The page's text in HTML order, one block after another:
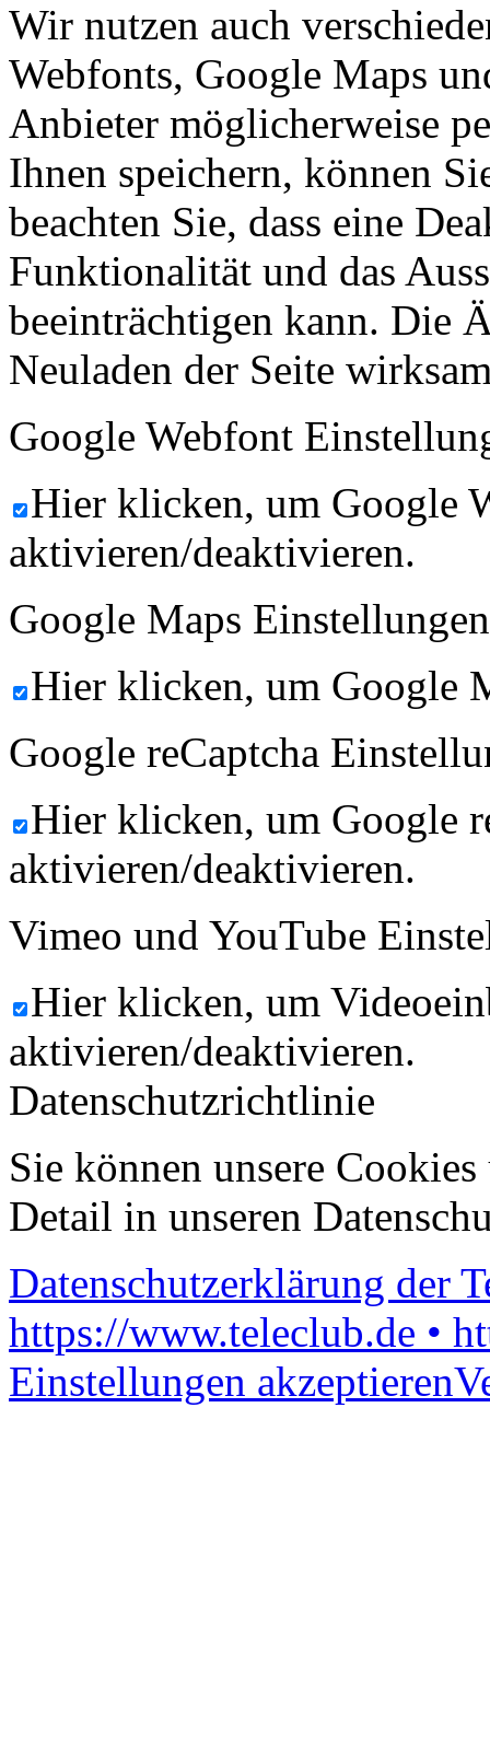
Wir nutzen auch
Webfonts, Google Maps
Anbieter möglicherweise
Ihnen speichern, können
beachten Sie, dass eine
Funktionalität und das
beeinträchtigen kann. Die
Neuladen der Seite
Google Webfont
Hier klicken, um Google
aktivieren/deaktivieren.
Google Maps
Hier klicken, um Google
Google reCaptcha
Hier klicken, um Google
aktivieren/deaktivieren.
Vimeo und YouTube
Hier klicken, um
aktivieren/deaktivieren.
Datenschutzrichtlinie
Sie können unsere
Detail in unseren
Datenschutzerklärung der
https://www.teleclub.de •
Einstellungen akzeptieren